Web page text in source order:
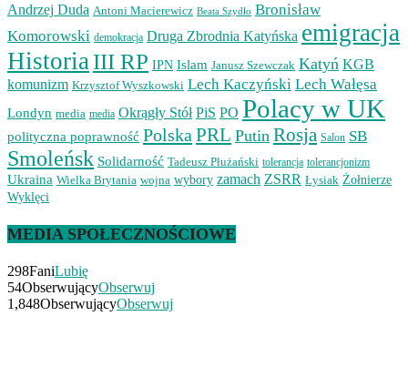
Andrzej Duda Antoni Macierewicz Beata Szydło Bronisław
Komorowski demokracja Druga Zbrodnia Katyńska emigracja
HistoriaIII RP IPN Islam Janusz Szewczak Katyń KGB
komunizm Krzysztof Wyszkowski Lech Kaczyński Lech Wałęsa
Londyn media media Okrągły Stół PiS PO Polacy w UK
polityczna poprawność Polska PRL Putin Rosja Salon SB
Smoleńsk Solidarność Tadeusz Płużański tolerancja tolerancjonizm
Ukraina Wielka Brytania wojna wybory zamach ZSRR Łysiak Żołnierze
Wyklęci
MEDIA SPOŁECZNOŚCIOWE
298FaniLubię
54ObserwującyObserwuj
1,848ObserwującyObserwuj